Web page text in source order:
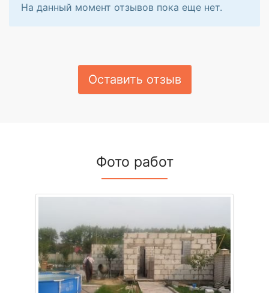
На данный момент отзывов пока еще нет.
Оставить отзыв
Фото работ